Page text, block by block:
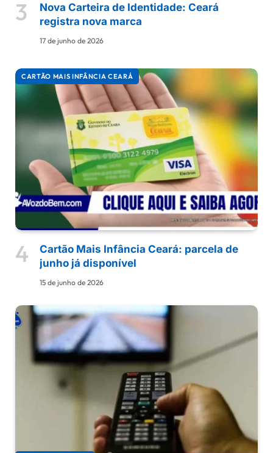
Nova Carteira de Identidade: Ceará
registra nova marca
17 de junho de 2026
CARTÃO MAIS INFÂNCIA CEARÁ
Cartão Mais Infância Ceará: parcela de
junho já disponível
15 de junho de 2026